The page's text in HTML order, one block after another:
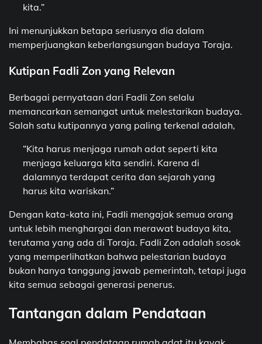
kita.”
Ini menunjukkan betapa seriusnya dia dalam
memperjuangkan keberlangsungan budaya Toraja.
Kutipan Fadli Zon yang Relevan
Berbagai pernyataan dari Fadli Zon selalu
memancarkan semangat untuk melestarikan budaya.
Salah satu kutipannya yang paling terkenal adalah,
“Kita harus menjaga rumah adat seperti kita
menjaga keluarga kita sendiri. Karena di
dalamnya terdapat cerita dan sejarah yang
harus kita wariskan.”
Dengan kata-kata ini, Fadli mengajak semua orang
untuk lebih menghargai dan merawat budaya kita,
terutama yang ada di Toraja. Fadli Zon adalah sosok
yang memperlihatkan bahwa pelestarian budaya
bukan hanya tanggung jawab pemerintah, tetapi juga
kita semua sebagai generasi penerus.
Tantangan dalam Pendataan